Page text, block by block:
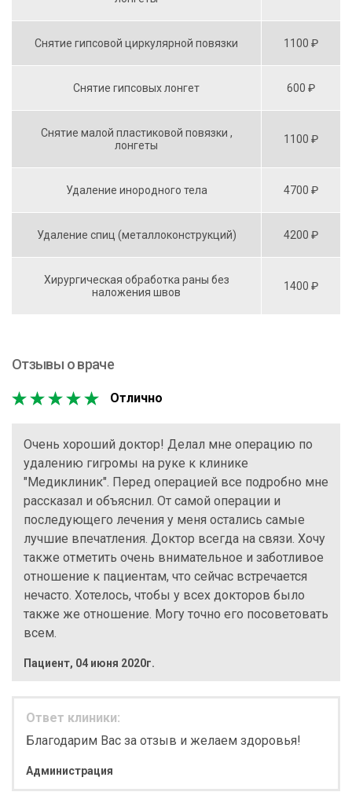
Снятие гипсовой циркулярной повязки 1100 ₽
Снятие гипсовых лонгет 600 ₽
Снятие малой пластиковой повязки ,
лонгеты
1100 ₽
Удаление инородного тела 4700 ₽
Удаление спиц (металлоконструкций) 4200 ₽
Хирургическая обработка раны без
наложения швов
1400 ₽
Отзывы о враче
Отлично
Очень хороший доктор! Делал мне операцию по
удалению гигромы на руке к клинике
"Медиклиник". Перед операцией все подробно мне
рассказал и объяснил. От самой операции и
последующего лечения у меня остались самые
лучшие впечатления. Доктор всегда на связи. Хочу
также отметить очень внимательное и заботливое
отношение к пациентам, что сейчас встречается
нечасто. Хотелось, чтобы у всех докторов было
также же отношение. Могу точно его посоветовать
всем.
Пациент, 04 июня 2020г.
Ответ клиники:
Благодарим Вас за отзыв и желаем здоровья!
Администрация